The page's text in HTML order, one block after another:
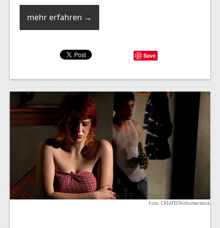
mehr erfahren →
Save
Foto: CREATISTA/shutterstock